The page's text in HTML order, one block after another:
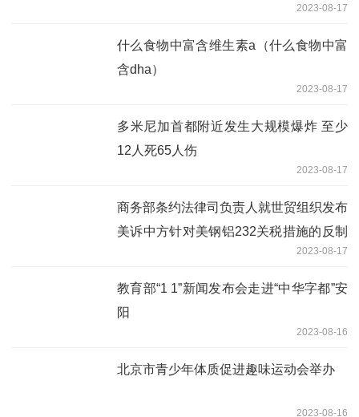
2023-08-17
什么食物中富含维生素a（什么食物中富
含dha）
2023-08-17
多米尼加首都附近发生大规模爆炸 至少
12人死65人伤
2023-08-17
商务部条约法律司负责人就世贸组织发布
美诉中方针对美钢铝232关税措施的反制
措施世贸争端案专家组报告答记者问2023-08-17
教育部“1 1”新闻发布会走进“中华字都”安
阳
2023-08-16
北京市青少年体质促进趣味运动会举办
2023-08-16